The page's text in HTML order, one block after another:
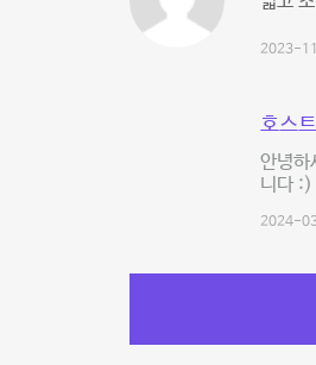
2023-
호스
안녕하
니다 :)
2024-